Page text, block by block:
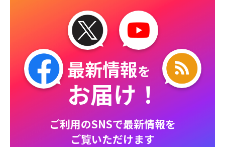
最新情報を
お届け！
ご利用のSNSで最新情報を
ご覧いただけます